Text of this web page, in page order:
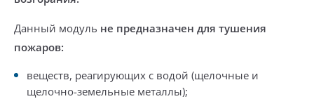
Данный модуль не предназначен для тушения
пожаров:
веществ, реагирующих с водой (щелочные и
щелочно-земельные металлы);